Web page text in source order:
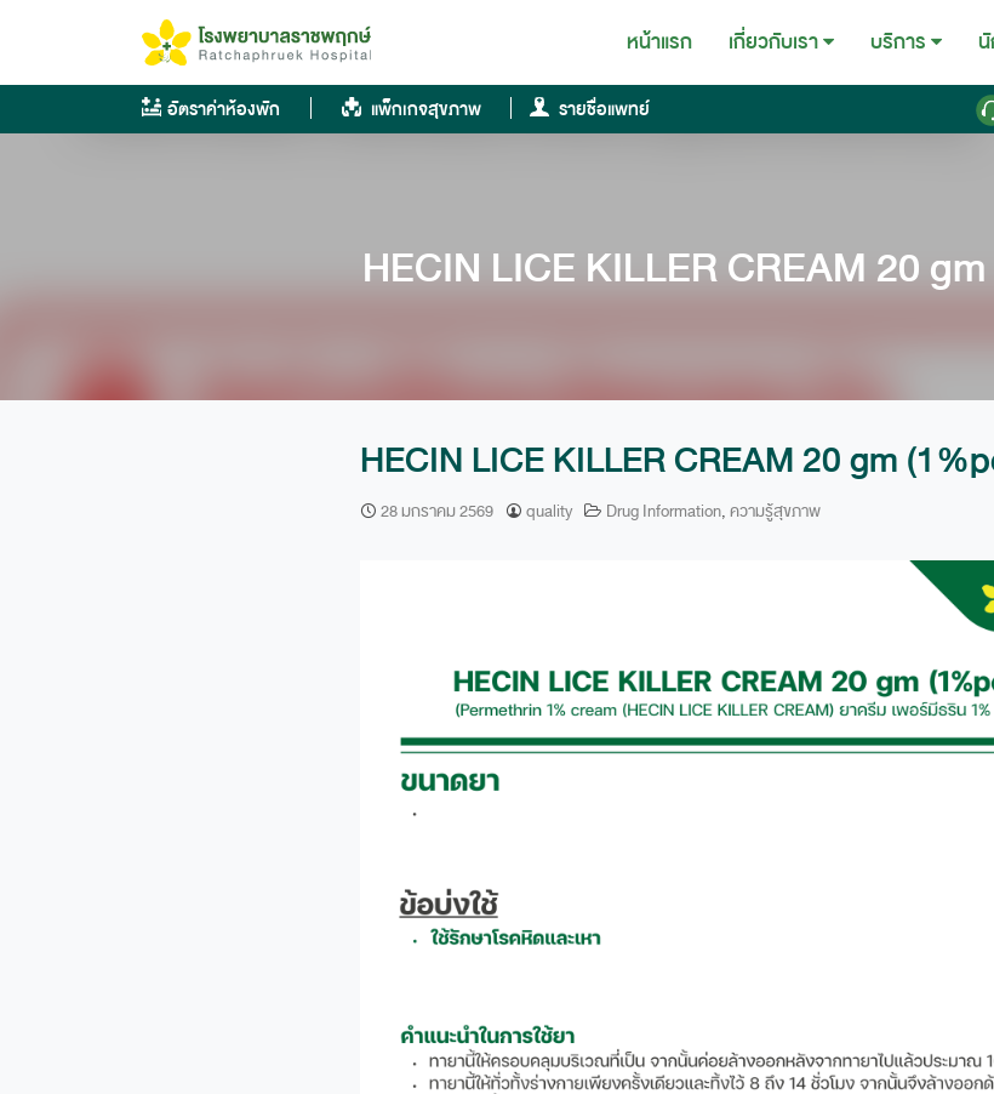
content
หน้าแรก เกี่ยวกับเรา บริการ
อัตราค่าห้องพัก แพ็กเกจสุขภาพ รายชื่อแพทย์
HECIN LICE KILLER CREAM 20
HECIN LICE KILLER CREAM 20 gm
28 มกราคม 2569 quality Drug Information,ความรู้สุขภาพ